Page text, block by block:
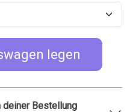
legen
Bestellung